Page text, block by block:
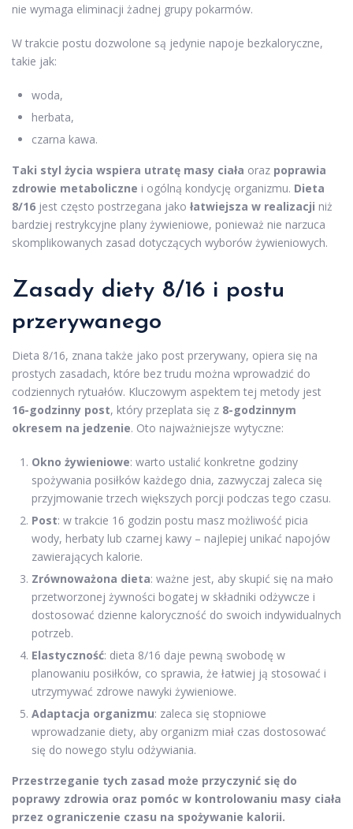
nie wymaga eliminacji żadnej grupy pokarmów.
W trakcie postu dozwolone są jedynie napoje bezkaloryczne,
takie jak:
woda,
herbata,
czarna kawa.
Taki styl życia wspiera utratę masy ciała oraz poprawia
zdrowie metaboliczne i ogólną kondycję organizmu. Dieta
8/16 jest często postrzegana jako łatwiejsza w realizacji niż
bardziej restrykcyjne plany żywieniowe, ponieważ nie narzuca
skomplikowanych zasad dotyczących wyborów żywieniowych.
Zasady diety 8/16 i postu
przerywanego
Dieta 8/16, znana także jako post przerywany, opiera się na
prostych zasadach, które bez trudu można wprowadzić do
codziennych rytuałów. Kluczowym aspektem tej metody jest
16-godzinny post, który przeplata się z 8-godzinnym
okresem na jedzenie. Oto najważniejsze wytyczne:
Okno żywieniowe: warto ustalić konkretne godziny
spożywania posiłków każdego dnia, zazwyczaj zaleca się
przyjmowanie trzech większych porcji podczas tego czasu.
Post: w trakcie 16 godzin postu masz możliwość picia
wody, herbaty lub czarnej kawy – najlepiej unikać napojów
zawierających kalorie.
Zrównoważona dieta: ważne jest, aby skupić się na mało
przetworzonej żywności bogatej w składniki odżywcze i
dostosować dzienne kaloryczność do swoich indywidualnych
potrzeb.
Elastyczność: dieta 8/16 daje pewną swobodę w
planowaniu posiłków, co sprawia, że łatwiej ją stosować i
utrzymywać zdrowe nawyki żywieniowe.
Adaptacja organizmu: zaleca się stopniowe
wprowadzanie diety, aby organizm miał czas dostosować
się do nowego stylu odżywiania.
Przestrzeganie tych zasad może przyczynić się do
poprawy zdrowia oraz pomóc w kontrolowaniu masy ciała
przez ograniczenie czasu na spożywanie kalorii.